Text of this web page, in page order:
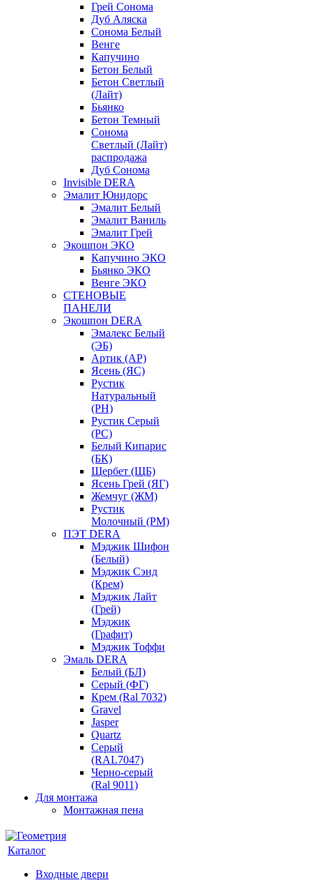
Грей Сонома
Дуб Аляска
Сонома Белый
Венге
Капучино
Бетон Белый
Бетон Светлый
(Лайт)
Бьянко
Бетон Темный
Сонома
Светлый (Лайт)
распродажа
Дуб Сонома
Invisible DERA
Эмалит Юнидорс
Эмалит Белый
Эмалит Ваниль
Эмалит Грей
Экошпон ЭКО
Капучино ЭКО
Бьянко ЭКО
Венге ЭКО
СТЕНОВЫЕ
ПАНЕЛИ
Экошпон DERA
Эмалекс Белый
(ЭБ)
Артик (АР)
Ясень (ЯС)
Рустик
Натуральный
(РН)
Рустик Серый
(РС)
Белый Кипарис
(БК)
Щербет (ЩБ)
Ясень Грей (ЯГ)
Жемчуг (ЖМ)
Рустик
Молочный (РМ)
ПЭТ DERA
Мэджик Шифон
(Белый)
Мэджик Сэнд
(Крем)
Мэджик Лайт
(Грей)
Мэджик
(Графит)
Мэджик Тоффи
Эмаль DERA
Белый (БЛ)
Серый (ФГ)
Крем (Ral 7032)
Gravel
Jasper
Quartz
Серый
(RAL7047)
Черно-серый
(Ral 9011)
Для монтажа
Монтажная пена
Каталог
Входные двери